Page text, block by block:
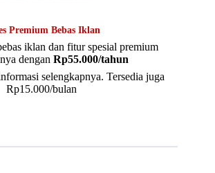
Premium Bebas Iklan
iklan dan fitur spesial premium
dengan Rp55.000/tahun
selengkapnya. Tersedia juga
Rp15.000/bulan